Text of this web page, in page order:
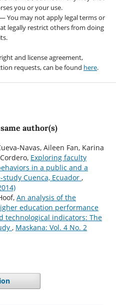
you or your use.
You may not apply legal terms or
legally restrict others from doing
and license agreement,
requests, can be found here.
author(s)
Navas, Aileen Fan, Karina
Exploring faculty
in a public and a
Cuenca, Ecuador ,
An analysis of the
education performance
technological indicators: The
, Maskana: Vol. 4 No. 2